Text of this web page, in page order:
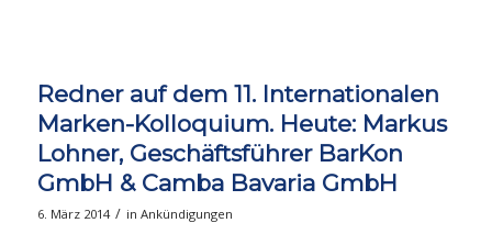
Redner auf dem 11. Internationalen
Marken-Kolloquium. Heute: Markus
Lohner, Geschäftsführer BarKon
GmbH & Camba Bavaria GmbH
6. März 2014 / in Ankündigungen